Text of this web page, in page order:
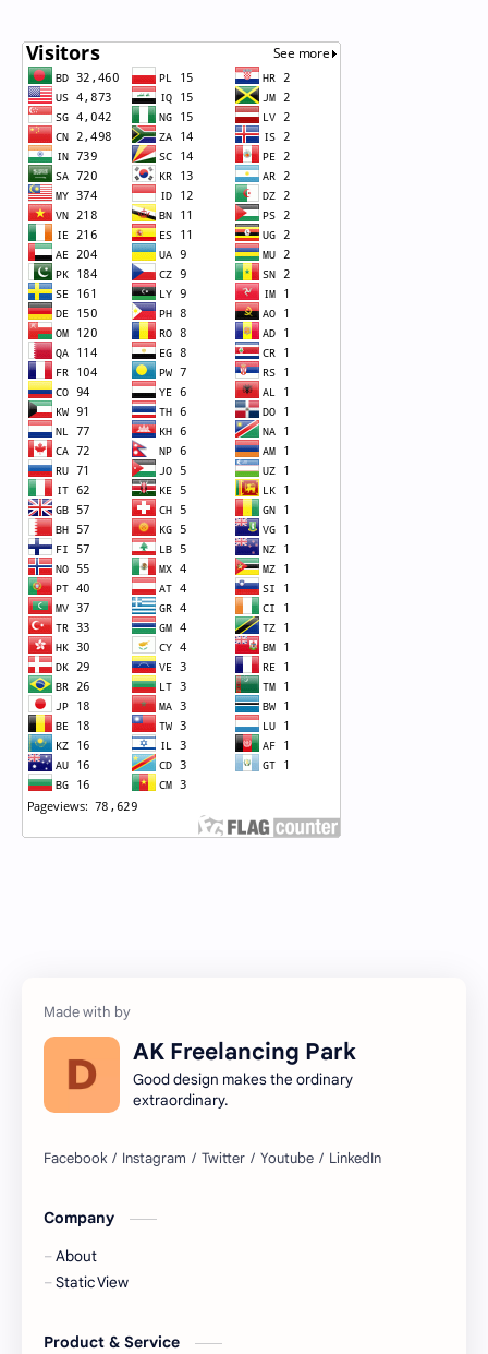
AK Freelancing Park
Good design makes the ordinary
extraordinary.
Company
About
Static View
Product & Service